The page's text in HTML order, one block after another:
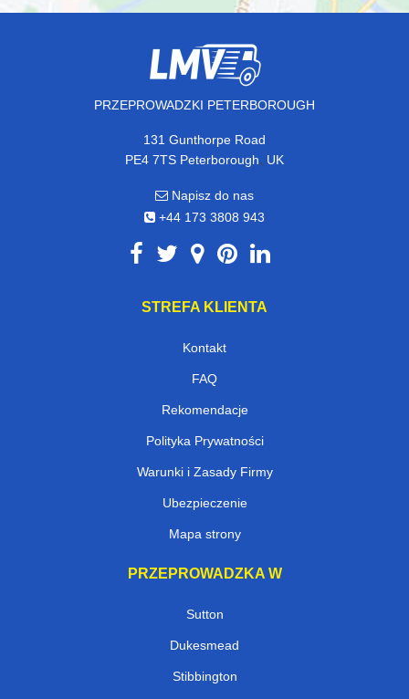
PRZEPROWADZKI PETERBOROUGH
131 Gunthorpe Road
PE4 7TS Peterborough, UK
Napisz do nas
+44 173 3808 943
STREFA KLIENTA
Kontakt
FAQ
Rekomendacje
Polityka Prywatności
Warunki i Zasady Firmy
Ubezpieczenie
Mapa strony
PRZEPROWADZKA W
Sutton
Dukesmead
Stibbington